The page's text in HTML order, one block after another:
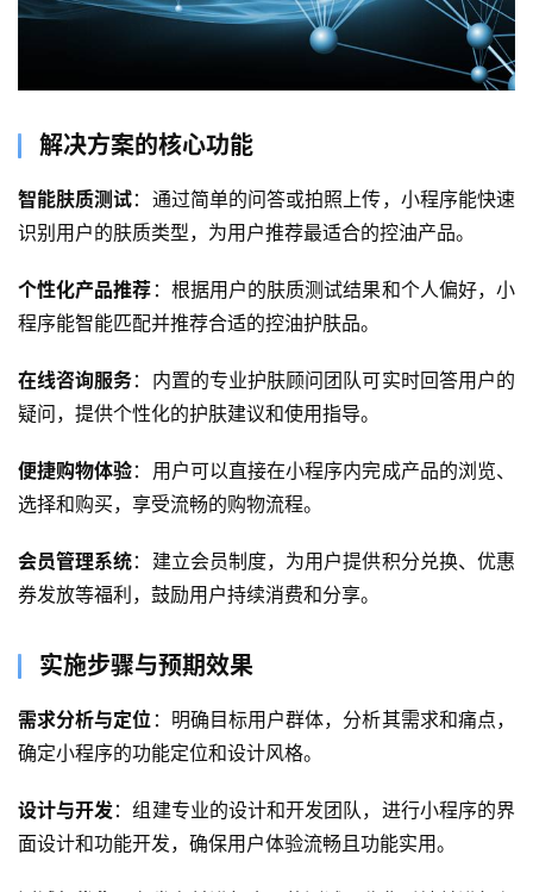
首
页
关
于
案
例
服
务
5
开
发
解决方案的核心功能
智能肤质测试：通过简单的问答或拍照上传，小程序能快速
识别用户的肤质类型，为用户推荐最适合的控油产品。
个性化产品推荐 ：根据用户的肤质测试结果和个人偏好，小
程序能智能匹配并推荐合适的控油护肤品。
在线咨询服务：内置的专业护肤顾问团队可实时回答用户的
疑问，提供个性化的护肤建议和使用指导。
便捷购物体验：用户可以直接在小程序内完成产品的浏览、
选择和购买，享受流畅的购物流程。
会员管理系统：建立会员制度，为用户提供积分兑换、优惠
券发放等福利，鼓励用户持续消费和分享。
实施步骤与预期效果
需求分析与定位 ：明确目标用户群体，分析其需求和痛点，
确定小程序的功能定位和设计风格。
设计与开发：组建专业的设计和开发团队，进行小程序的界
面设计和功能开发，确保用户体验流畅且功能实用。